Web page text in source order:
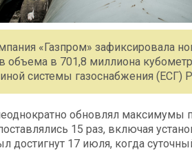
«Газпром» зафиксировала
объема в 701,8 миллиона
системы газоснабжения (ЕСГ)
обновлял максимумы
15 раз, включая
достигнут 17 июля, когда